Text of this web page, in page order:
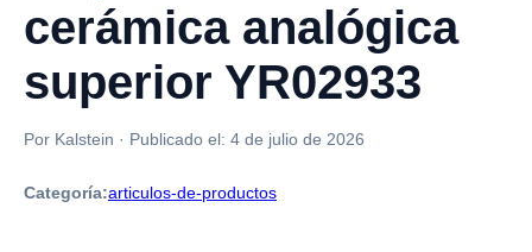
cerámica analógica
superior YR02933
Por Kalstein · Publicado el: 4 de julio de 2026
Categoría:articulos-de-productos